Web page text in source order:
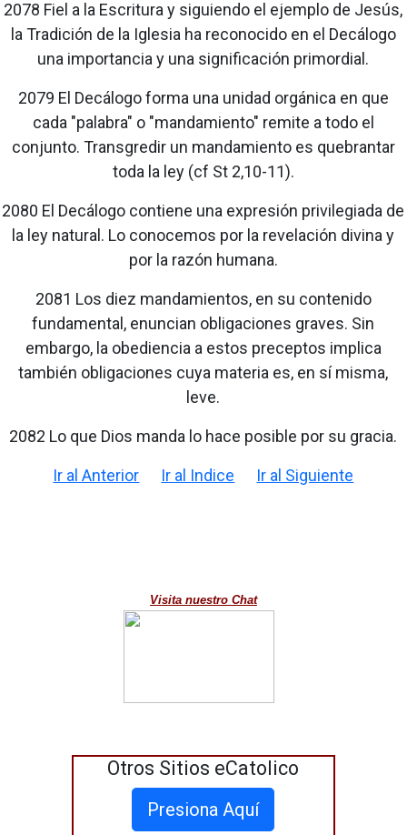
2078 Fiel a la Escritura y siguiendo el ejemplo de Jesús,
la Tradición de la Iglesia ha reconocido en el Decálogo
una importancia y una significación primordial.
2079 El Decálogo forma una unidad orgánica en que
cada "palabra" o "mandamiento" remite a todo el
conjunto. Transgredir un mandamiento es quebrantar
toda la ley (cf St 2,10-11).
2080 El Decálogo contiene una expresión privilegiada de
la ley natural. Lo conocemos por la revelación divina y
por la razón humana.
2081 Los diez mandamientos, en su contenido
fundamental, enuncian obligaciones graves. Sin
embargo, la obediencia a estos preceptos implica
también obligaciones cuya materia es, en sí misma,
leve.
2082 Lo que Dios manda lo hace posible por su gracia.
Ir al Anterior Ir al Indice Ir al Siguiente
Visita nuestro Chat
Otros Sitios eCatolico
Presiona Aquí